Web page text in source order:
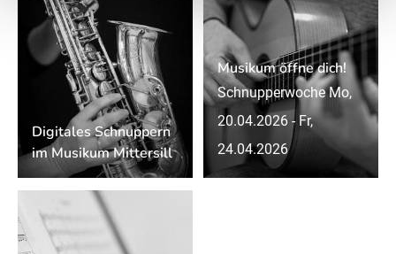
Digitales Schnuppern
im Musikum Mittersill
Musikum öffne dich!
Schnupperwoche Mo,
20.04.2026 - Fr,
24.04.2026